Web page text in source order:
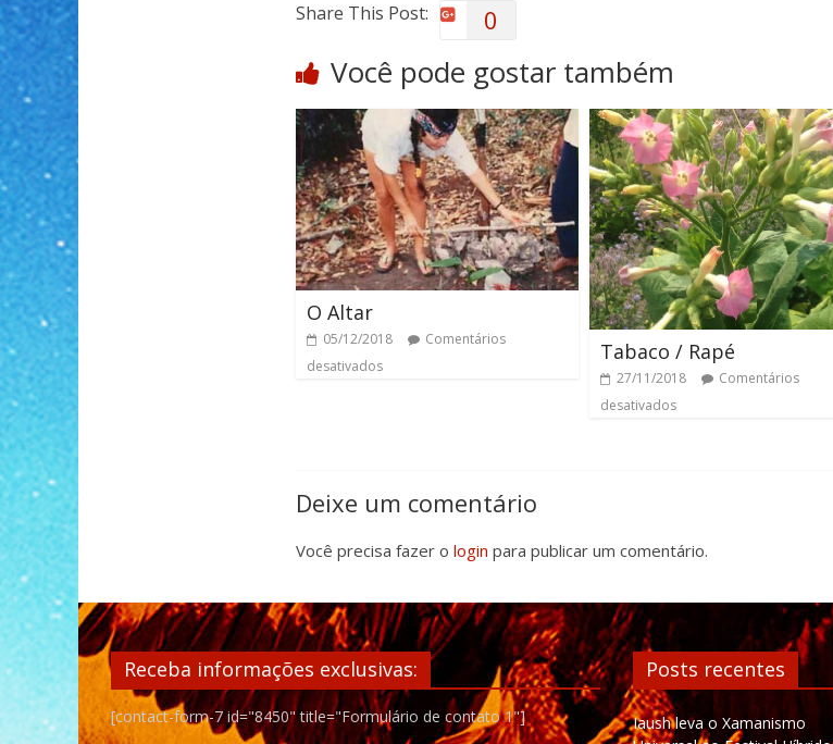
Share This Post: 0
Você pode gostar também
O Altar
05/12/2018
Comentários
desativados
Tabaco / Rapé
27/11/2018
Comentários
desativados
Deixe um comentário
Você precisa fazer o login para publicar um comentário.
Receba informações exclusivas:
[contact-form-7 id="8450" title="Formulário de contato 1"]
Posts recentes
Iaush leva o Xamanismo